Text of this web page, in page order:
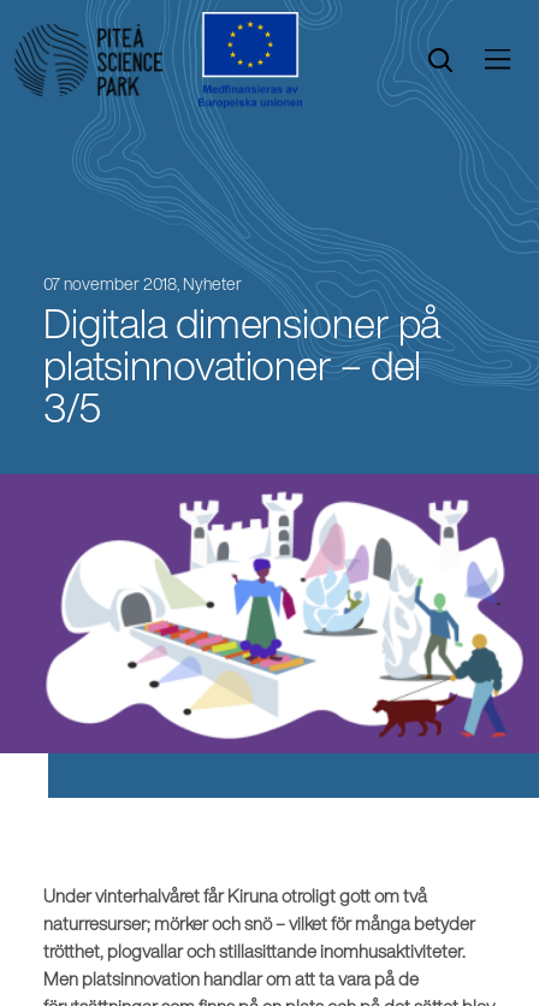
Öppna sök
Öppna menyn
07 november 2018, Nyheter
Digitala dimensioner på
platsinnovationer – del
3/5
Under vinterhalvåret får Kiruna otroligt gott om två
naturresurser; mörker och snö – vilket för många betyder
trötthet, plogvallar och stillasittande inomhusaktiviteter.
Men platsinnovation handlar om att ta vara på de